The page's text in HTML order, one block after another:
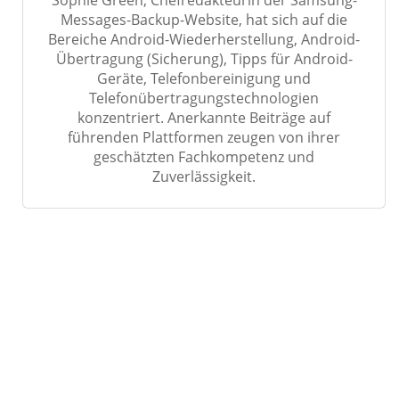
Messages-Backup-Website, hat sich auf die
Bereiche Android-Wiederherstellung, Android-
Übertragung (Sicherung), Tipps für Android-
Geräte, Telefonbereinigung und
Telefonübertragungstechnologien
konzentriert. Anerkannte Beiträge auf
führenden Plattformen zeugen von ihrer
geschätzten Fachkompetenz und
Zuverlässigkeit.